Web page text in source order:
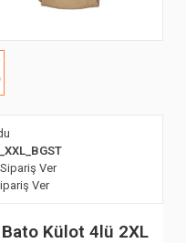
Ver
Ver
Külot 4lü 2XL